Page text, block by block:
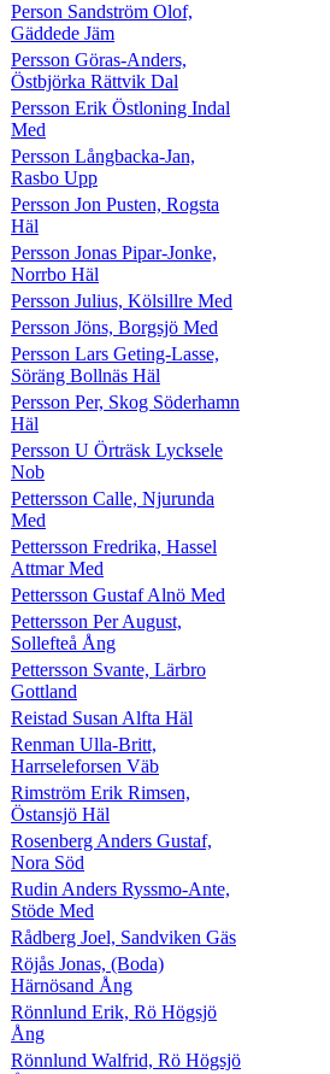
Person Sandström Olof,
Gäddede Jäm
Persson Göras-Anders,
Östbjörka Rättvik Dal
Persson Erik Östloning Indal
Med
Persson Långbacka-Jan,
Rasbo Upp
Persson Jon Pusten, Rogsta
Häl
Persson Jonas Pipar-Jonke,
Norrbo Häl
Persson Julius, Kölsillre Med
Persson Jöns, Borgsjö Med
Persson Lars Geting-Lasse,
Söräng Bollnäs Häl
Persson Per, Skog Söderhamn
Häl
Persson U Örträsk Lycksele
Nob
Pettersson Calle, Njurunda
Med
Pettersson Fredrika, Hassel
Attmar Med
Pettersson Gustaf Alnö Med
Pettersson Per August,
Sollefteå Ång
Pettersson Svante, Lärbro
Gottland
Reistad Susan Alfta Häl
Renman Ulla-Britt,
Harrseleforsen Väb
Rimström Erik Rimsen,
Östansjö Häl
Rosenberg Anders Gustaf,
Nora Söd
Rudin Anders Ryssmo-Ante,
Stöde Med
Rådberg Joel, Sandviken Gäs
Röjås Jonas, (Boda)
Härnösand Ång
Rönnlund Erik, Rö Högsjö
Ång
Rönnlund Walfrid, Rö Högsjö